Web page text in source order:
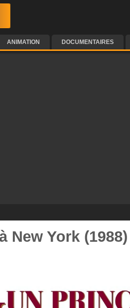
ANIMATION DOCUMENTAIRES
New York (1988)